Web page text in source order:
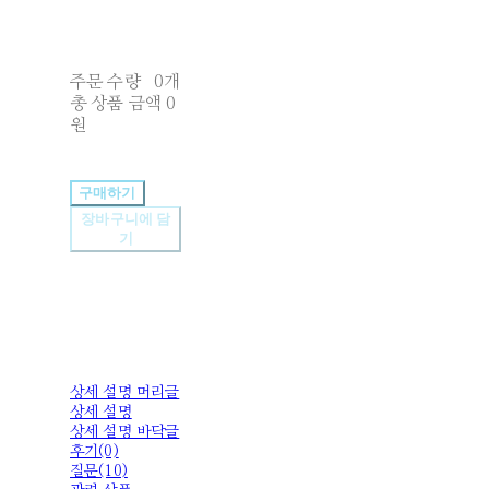
주문 수량
0개
총 상품 금액 0
원
구매하기
장바구니에 담
기
상세 설명 머리글
상세 설명
상세 설명 바닥글
후기(0)
질문(10)